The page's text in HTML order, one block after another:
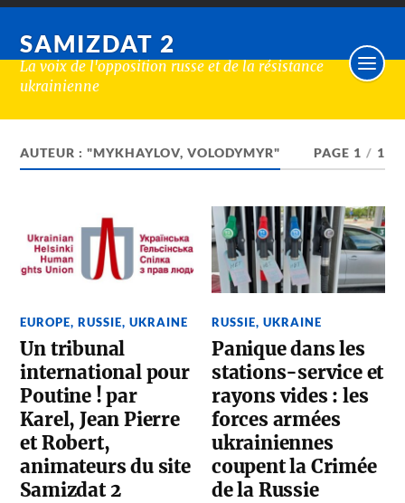
SAMIZDAT 2
La voix de l'opposition russe et de la résistance
ukrainienne
AUTEUR : "MYKHAYLOV, VOLODYMYR" PAGE 1 / 1
EUROPE,RUSSIE,UKRAINE
Un tribunal
international pour
Poutine ! par
Karel, Jean Pierre
et Robert,
animateurs du site
Samizdat 2
RUSSIE,UKRAINE
Panique dans les
stations-service et
rayons vides : les
forces armées
ukrainiennes
coupent la Crimée
de la Russie